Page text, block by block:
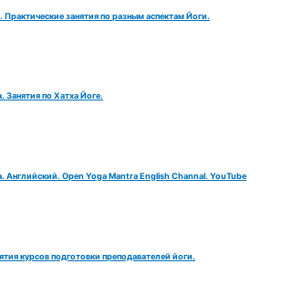
занятия по разным аспектам Йоги.
Занятия по Хатха Йоге.
Английский. Open Yoga Mantra English Channal. YouTube
курсов подготовки преподавателей йоги.